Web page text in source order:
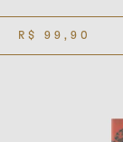
R$ 99,90